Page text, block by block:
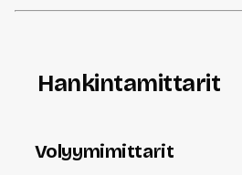
Hankintamittarit
Volyymimittarit